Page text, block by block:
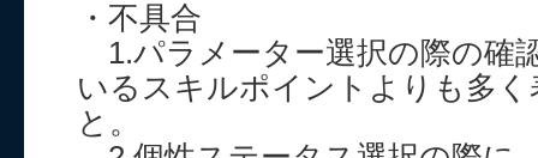
・不具合
1.パラメーター選択の際の確
いるスキルポイントよりも多
と。